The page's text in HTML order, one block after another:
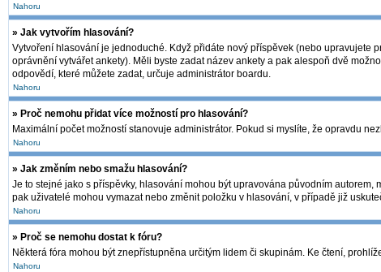
Nahoru
» Jak vytvořím hlasování?
Vytvoření hlasování je jednoduché. Když přidáte nový příspěvek (nebo upravujete
oprávnění vytvářet ankety). Měli byste zadat název ankety a pak alespoň dvě
odpovědí, které můžete zadat, určuje administrátor boardu.
Nahoru
» Proč nemohu přidat více možností pro hlasování?
Maximální počet možností stanovuje administrátor. Pokud si myslíte, že opravdu
Nahoru
» Jak změním nebo smažu hlasování?
Je to stejné jako s příspěvky, hlasování mohou být upravována původním
pak uživatelé mohou vymazat nebo změnit položku v hlasování, v případě již
Nahoru
» Proč se nemohu dostat k fóru?
Některá fóra mohou být znepřístupněna určitým lidem či skupinám. Ke čtení,
Nahoru